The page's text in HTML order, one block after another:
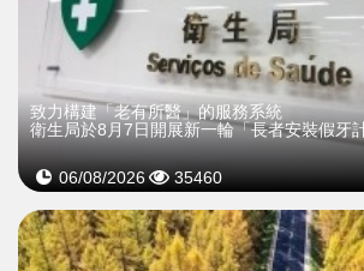
致力構建「老有所醫」的服務系統
衛生局於8月7日開展新一輪「長者安裝假牙
06/08/2026 35460